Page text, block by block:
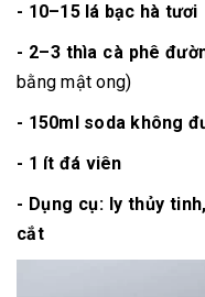
- 10–15 lá bạc hà tươi
- 2–3 thìa cà phê
bằng mật ong)
- 150ml soda không
- 1 ít đá viên
- Dụng cụ: ly thủy
cắt